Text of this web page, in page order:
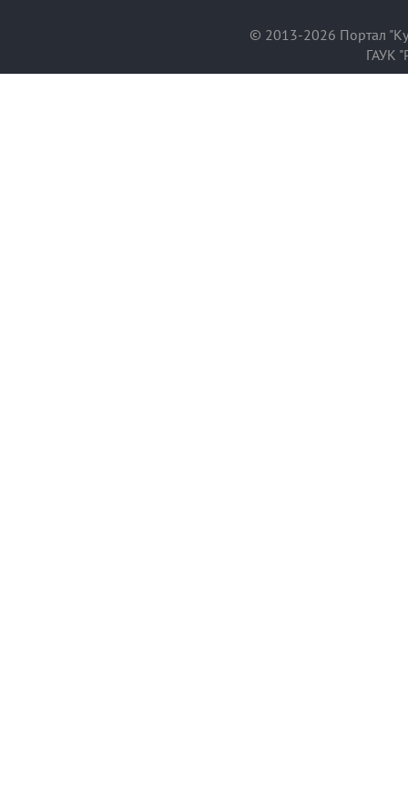
© 2013-2026 Портал
ГАУК